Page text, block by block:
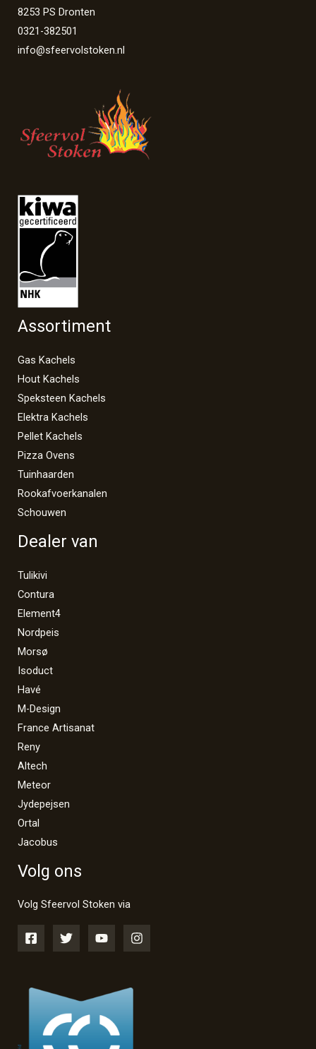
8253 PS Dronten
0321-382501
info@sfeervolstoken.nl
Assortiment
Gas Kachels
Hout Kachels
Speksteen Kachels
Elektra Kachels
Pellet Kachels
Pizza Ovens
Tuinhaarden
Rookafvoerkanalen
Schouwen
Dealer van
Tulikivi
Contura
Element4
Nordpeis
Morsø
Isoduct
Havé
M-Design
France Artisanat
Reny
Altech
Meteor
Jydepejsen
Ortal
Jacobus
Volg ons
Volg Sfeervol Stoken via